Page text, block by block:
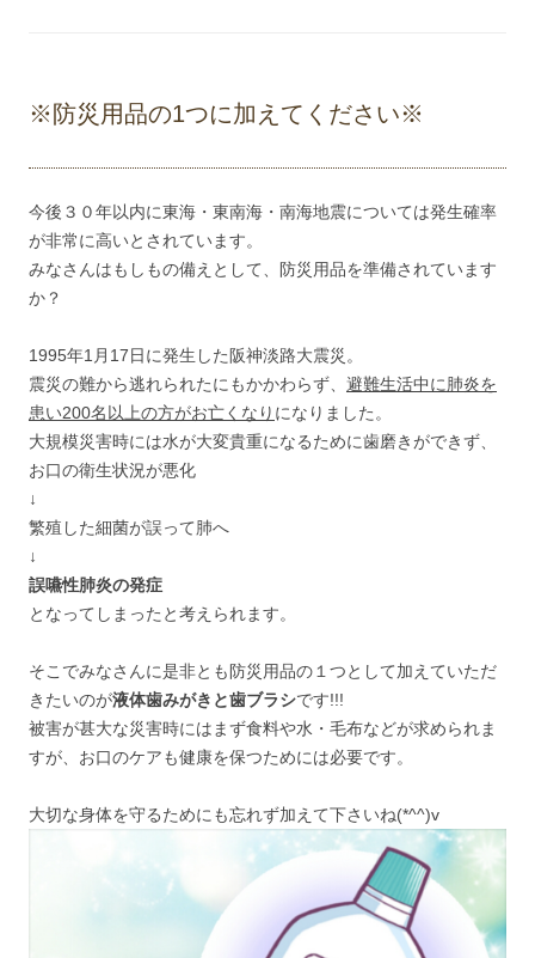
※防災用品の1つに加えてください※
今後３０年以内に東海・東南海・南海地震については発生確率
が非常に高いとされています。
みなさんはもしもの備えとして、防災用品を準備されています
か？
1995年1月17日に発生した阪神淡路大震災。
震災の難から逃れられたにもかかわらず、 避難生活中に肺炎を
患い200名以上の方がお亡くなり になりました。
大規模災害時には水が大変貴重になるために歯磨きができず、
お口の衛生状況が悪化
↓
繁殖した細菌が誤って肺へ
↓
誤嚥性肺炎の発症
となってしまったと考えられます。
そこでみなさんに是非とも防災用品の１つとして加えていただ
きたいのが液体歯みがきと歯ブラシです!!!
被害が甚大な災害時にはまず食料や水・毛布などが求められま
すが、お口のケアも健康を保つためには必要です。
大切な身体を守るためにも忘れず加えて下さいね(*^^)v